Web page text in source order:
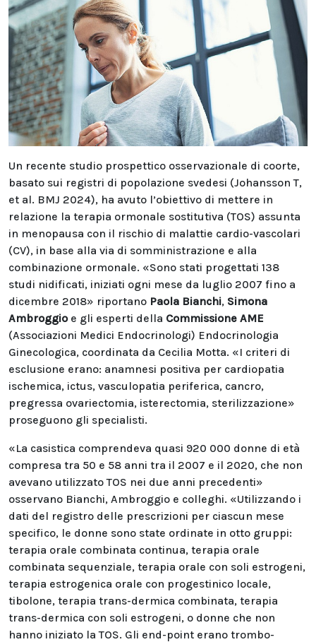
Un recente studio prospettico osservazionale di coorte,
basato sui registri di popolazione svedesi (Johansson T,
et al. BMJ 2024), ha avuto l’obiettivo di mettere in
relazione la terapia ormonale sostitutiva (TOS) assunta
in menopausa con il rischio di malattie cardio-vascolari
(CV), in base alla via di somministrazione e alla
combinazione ormonale. «Sono stati progettati 138
studi nidificati, iniziati ogni mese da luglio 2007 fino a
dicembre 2018» riportano Paola Bianchi, Simona
Ambroggioe gli esperti della Commissione AME
(Associazioni Medici Endocrinologi) Endocrinologia
Ginecologica, coordinata da Cecilia Motta. «I criteri di
esclusione erano: anamnesi positiva per cardiopatia
ischemica, ictus, vasculopatia periferica, cancro,
pregressa ovariectomia, isterectomia, sterilizzazione»
proseguono gli specialisti.
«La casistica comprendeva quasi 920 000 donne di età
compresa tra 50 e 58 anni tra il 2007 e il 2020, che non
avevano utilizzato TOS nei due anni precedenti»
osservano Bianchi, Ambroggio e colleghi. «Utilizzando i
dati del registro delle prescrizioni per ciascun mese
specifico, le donne sono state ordinate in otto gruppi:
terapia orale combinata continua, terapia orale
combinata sequenziale, terapia orale con soli estrogeni,
terapia estrogenica orale con progestinico locale,
tibolone, terapia trans-dermica combinata, terapia
trans-dermica con soli estrogeni, o donne che non
hanno iniziato la TOS. Gli end-point erano trombo-